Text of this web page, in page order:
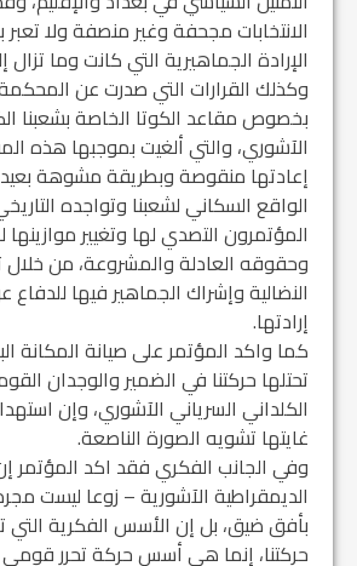
الانتخابات مجحفة وغير منصفة ولا
الإرادة الجماهيرية التي كانت وما تزال
وكذلك القرارات التي صدرت عن المحكمة
بخصوص مقاعد الكوتا الخاصة بشعبنا
الآشوري، والتي ألغيت بموجبها هذه
إعادتها منقوصة وبطريقة مشوهة
الواقع السكاني لشعبنا وتواجده
المؤتمرون التصدي لها وتغيير موازينها
وحقوقه العادلة والمشروعة، من خلال
النضالية وإشراك الجماهير فيها
إرادتها.
كما واكد المؤتمر على صيانة المكانة
تحتلها حركتنا في الضمير والوجدان
الكلداني السرياني الآشوري، وإن
غايتها تشويه الصورة الناصعة.
وفي الجانب الفكري فقد اكد المؤتمر
الديمقراطية الآشورية – زوعا ليست
بأفق ضيق، بل إن الأسس الفكرية التي
حركتنا، إنما هي أسس حركة تحرر